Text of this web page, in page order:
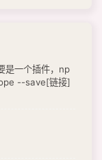
一个插件，np
--save[链接]